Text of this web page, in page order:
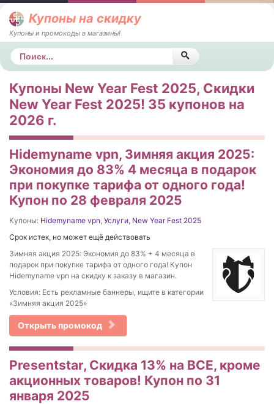
Купоны на скидку
Купоны и промокоды в магазины!
Поиск
Купоны New Year Fest 2025, Скидки
New Year Fest 2025! 35 купонов на
2026 г.
Hidemyname vpn, Зимняя акция 2025:
Экономия до 83% 4 месяца в подарок
при покупке тарифа от одного года!
Купон по 28 февраля 2025
Купоны: Hidemyname vpn, Услуги, New Year Fest 2025
Срок истек, но может ещё действовать
Зимняя акция 2025: Экономия до 83% + 4 месяца в
подарок при покупке тарифа от одного года! Купон
Hidemyname vpn на скидку к заказу в магазин.
Условия: Есть рекламные баннеры, ищите в категории
«Зимняя акция 2025»
Открыть промокод
Presentstar, Скидка 13% на ВСЕ, кроме
акционных товаров! Купон по 31
января 2025